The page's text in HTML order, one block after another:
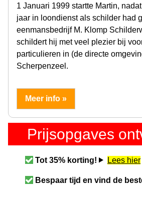
1 Januari 1999 startte Martin,
jaar in loondienst als schilder had
eenmansbedrijf M. Klomp
schildert hij met veel plezier bij
particulieren in (de directe
Scherpenzeel.
Meer info »
Prijsopgaves
Tot 35% korting! Lees hier
Bespaar tijd en vind de